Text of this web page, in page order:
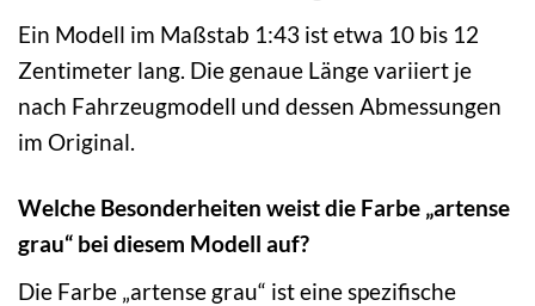
Ein Modell im Maßstab 1:43 ist etwa 10 bis 12
Zentimeter lang. Die genaue Länge variiert je
nach Fahrzeugmodell und dessen Abmessungen
im Original.
Welche Besonderheiten weist die Farbe „artense
grau“ bei diesem Modell auf?
Die Farbe „artense grau“ ist eine spezifische